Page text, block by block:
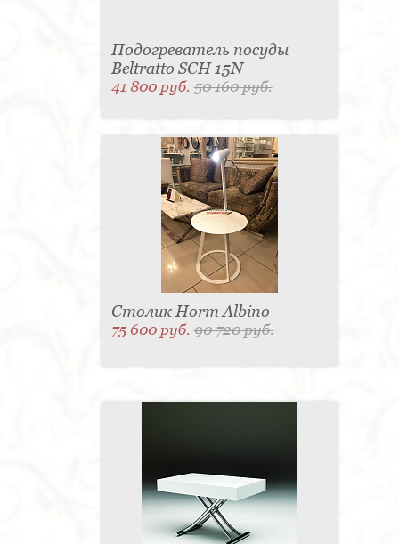
Подогреватель посуды
Beltratto SCH 15N
41 800 руб.50 160 руб.
Столик Horm Albino
75 600 руб.90 720 руб.